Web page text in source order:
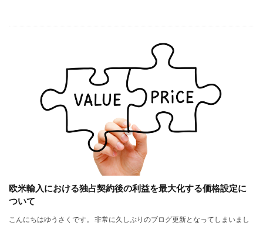
欧米輸入における独占契約後の利益を最大化する価格設定に
ついて
こんにちはゆうさくです。 非常に久しぶりのブログ更新となってしまいまし